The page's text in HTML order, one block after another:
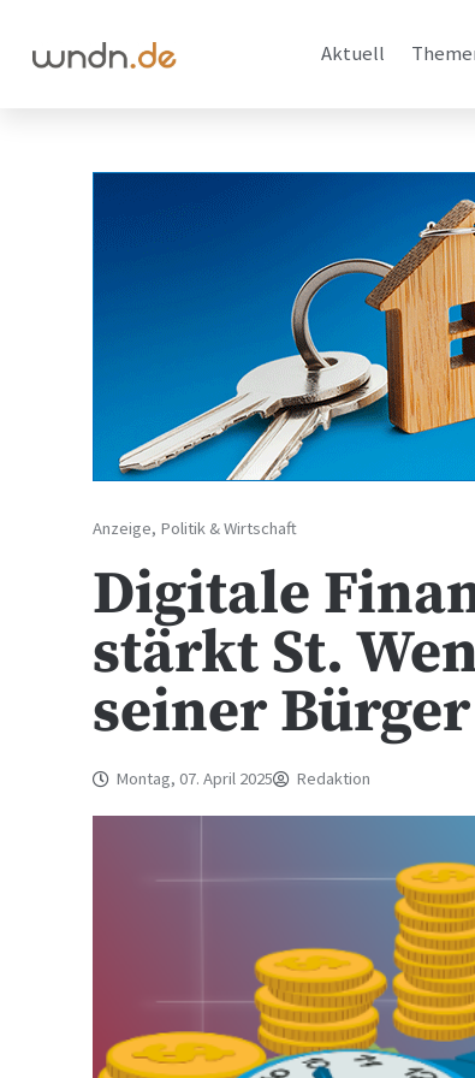
Aktuell
Anzeige, Politik & Wirtschaft
Digitale
stärkt St.
seiner Bürger
Montag, 07. April 2025 Redaktion